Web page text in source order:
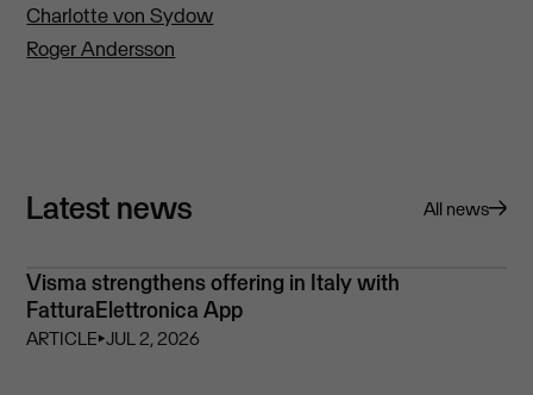
Charlotte von Sydow
Roger Andersson
Latest news All news
Visma strengthens offering in Italy with
FatturaElettronica App
ARTICLE⏵JUL 2, 2026